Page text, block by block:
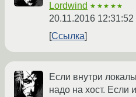
Lordwind ★★★★★
20.11.2016 12:31:52
Ссылка
Если внутри
надо на хост. Если